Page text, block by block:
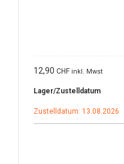
12,90 CHF inkl. Mwst
Lager/Zustelldatum
Zustelldatum: 13.08.2026